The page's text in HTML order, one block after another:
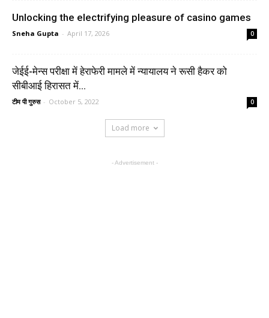
Unlocking the electrifying pleasure of casino games
Sneha Gupta - April 17, 2026 0
जेईई-मेन्स परीक्षा में हेराफेरी मामले में न्यायालय ने रूसी हैकर को
सीबीआई हिरासत में...
टीम पी गुरुस - October 5, 2022 0
Load more
- Advertisement -